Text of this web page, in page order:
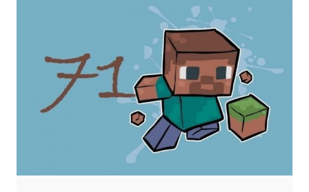
ناااااااس
#72
|
72#
MINECRAFT
:
D7OOMY999